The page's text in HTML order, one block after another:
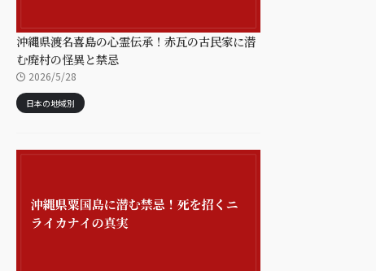
沖縄県渡名喜島の心霊伝承！赤瓦の古民家に潜
む廃村の怪異と禁忌
2026/5/28
日本の地域別